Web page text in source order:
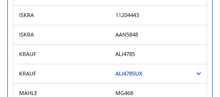
ISKRA 11204443
ISKRA AAN5848
KRAUF ALI4785
KRAUF ALI4785UX
MAHLE MG468